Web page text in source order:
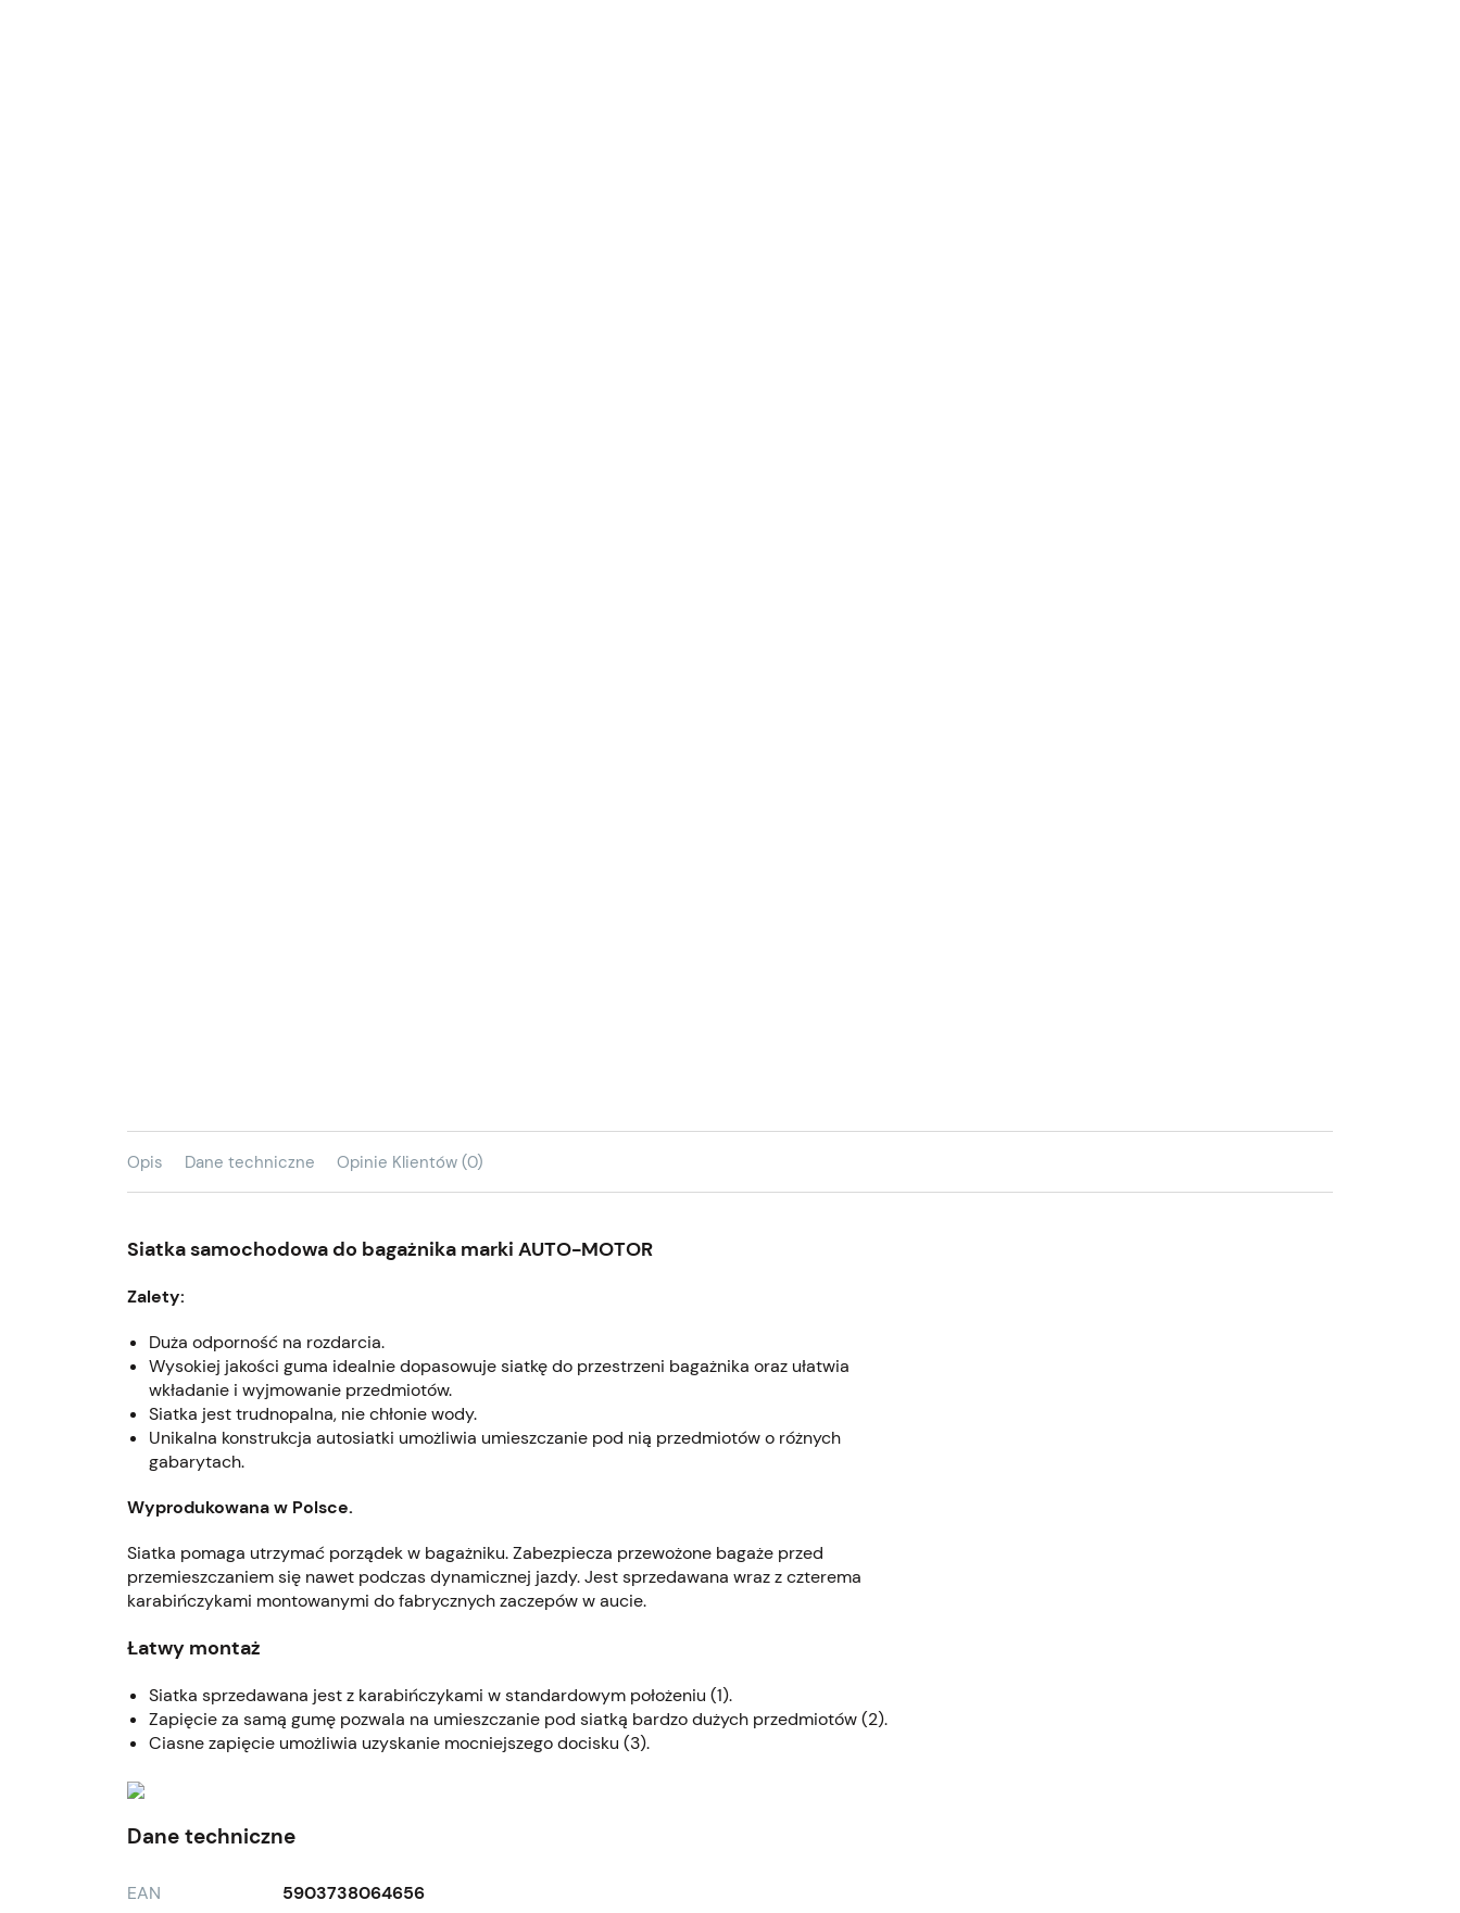
Opis Dane techniczne Opinie Klientów (0)
Siatka samochodowa do bagażnika marki AUTO-MOTOR
Zalety:
Duża odporność na rozdarcia.
Wysokiej jakości guma idealnie dopasowuje siatkę do przestrzeni bagażnika oraz ułatwia
wkładanie i wyjmowanie przedmiotów.
Siatka jest trudnopalna, nie chłonie wody.
Unikalna konstrukcja autosiatki umożliwia umieszczanie pod nią przedmiotów o różnych
gabarytach.
Wyprodukowana w Polsce.
Siatka pomaga utrzymać porządek w bagażniku. Zabezpiecza przewożone bagaże przed
przemieszczaniem się nawet podczas dynamicznej jazdy. Jest sprzedawana wraz z czterema
karabińczykami montowanymi do fabrycznych zaczepów w aucie.
Łatwy montaż
Siatka sprzedawana jest z karabińczykami w standardowym położeniu (1).
Zapięcie za samą gumę pozwala na umieszczanie pod siatką bardzo dużych przedmiotów (2).
Ciasne zapięcie umożliwia uzyskanie mocniejszego docisku (3).
Dane techniczne
EAN 5903738064656